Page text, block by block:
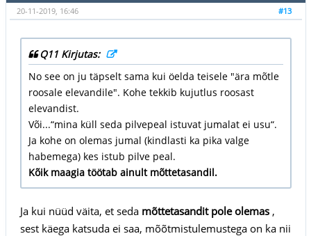
#13
20-11-2019, 16:46
Q11 Kirjutas:
No see on ju täpselt sama kui öelda teisele "ära mõtle
roosale elevandile". Kohe tekkib kujutlus roosast
elevandist.
Või...“mina küll seda pilvepeal istuvat jumalat ei usu“.
Ja kohe on olemas jumal (kindlasti ka pika valge
habemega) kes istub pilve peal.
Kõik maagia töötab ainult mõttetasandil.
Ja kui nüüd väita, et seda mõttetasandit pole olemas ,
sest käega katsuda ei saa, mõõtmistulemustega on ka nii